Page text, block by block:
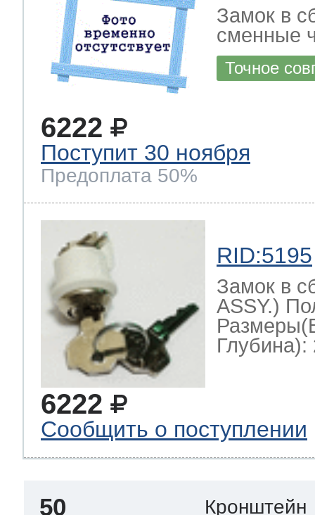
Замок в
сменные
Точное
6222
Поступит 30 ноября
Предоплата 50%
RID:5195
Замок в
ASSY.)
Глубина):
6222
Сообщить о поступлении
50 Кронштейн